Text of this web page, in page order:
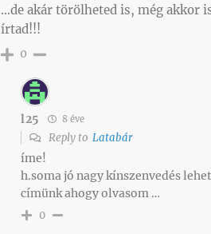
…de akár törölheted is, még akkor
írtad!!!
0
l25 8 éve
Reply to Latabár
íme!
h.soma jó nagy kínszenvedés
címünk ahogy olvasom …
0